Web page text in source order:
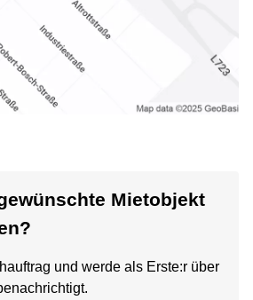
Mietobjekt
und werde als Erste:r über